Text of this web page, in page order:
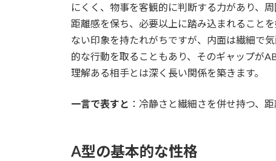
にくく、物事を客観的に判断する力があり、
距離感を保ち、必要以上に踏み込まれること
ない印象を持たれがちですが、内面は繊細で
的な行動を取ることもあり、そのギャップが
理解ある相手とは深く長い関係を築きます。
一言で表すと ：冷静さと繊細さを併せ持つ、
A型の基本的な性格